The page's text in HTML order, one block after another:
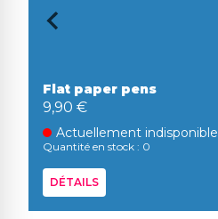
Flat paper pens
9,90 €
Actuellement indisponible
Quantité en stock : 0
DÉTAILS